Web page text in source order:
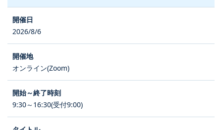
2026/8/6
オンライン(Zoom)
9:30～16:30(受付9:00)